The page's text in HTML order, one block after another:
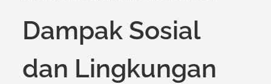
Dampak Sosial
dan Lingkungan